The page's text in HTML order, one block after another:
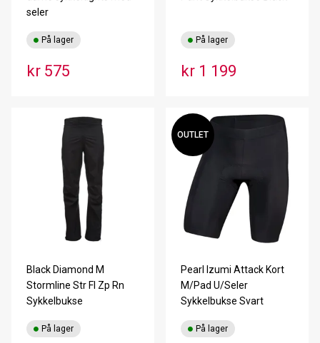
seler
kr 575
På lager
kr 1 199
På lager
Black Diamond M
Stormline Str Fl Zp Rn
Sykkelbukse
På lager
OUTLET
Pearl Izumi Attack Kort
M/Pad U/Seler
Sykkelbukse Svart
På lager